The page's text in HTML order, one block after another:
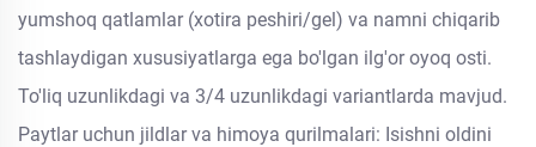
yumshoq qatlamlar (xotira peshiri/gel) va namni chiqarib
tashlaydigan xususiyatlarga ega bo'lgan ilg'or oyoq osti.
To'liq uzunlikdagi va 3/4 uzunlikdagi variantlarda mavjud.
Paytlar uchun jildlar va himoya qurilmalari: Isishni oldini